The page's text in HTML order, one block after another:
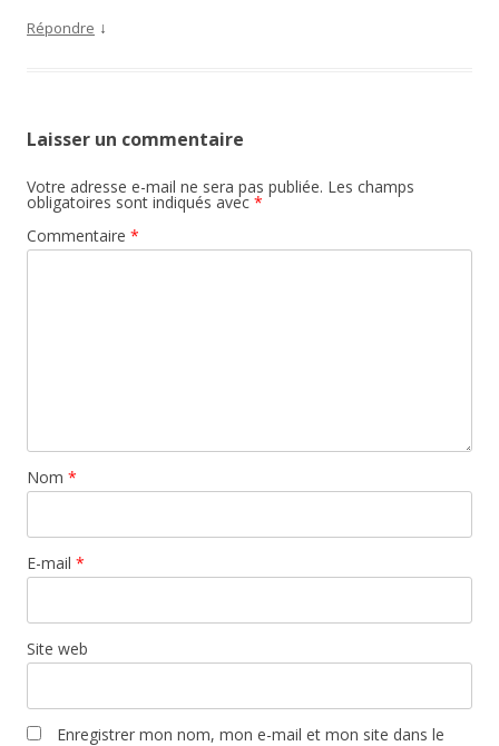
Répondre ↓
Laisser un commentaire
Votre adresse e-mail ne sera pas publiée. Les champs
obligatoires sont indiqués avec *
Commentaire *
Nom *
E-mail *
Site web
Enregistrer mon nom, mon e-mail et mon site dans le